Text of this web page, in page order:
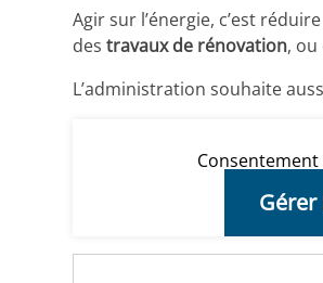
Agir sur l’énergie, c’est
destravaux de rénovation,
L’administration souhaite